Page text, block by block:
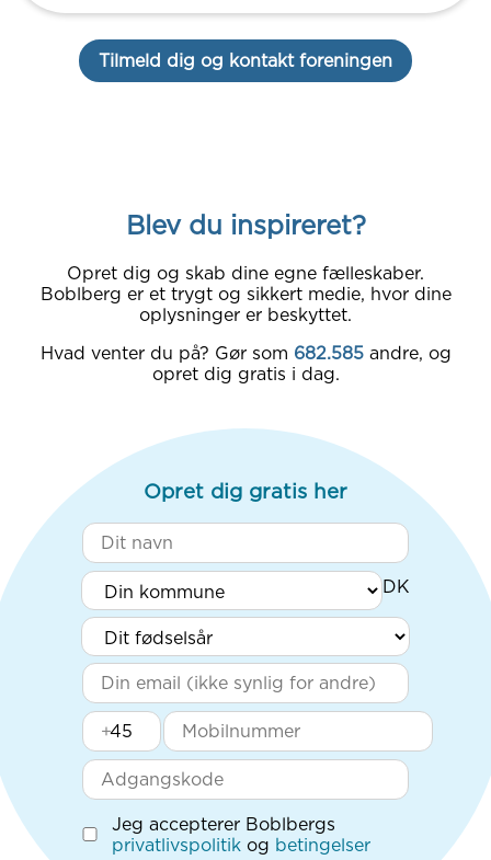
Tilmeld dig og kontakt foreningen
Blev du inspireret?
Opret dig og skab dine egne fælleskaber.
Boblberg er et trygt og sikkert medie, hvor dine
oplysninger er beskyttet.
Hvad venter du på? Gør som 682.585 andre, og
opret dig gratis i dag.
Opret dig gratis her
+
Jeg accepterer Boblbergs
privatlivspolitik og betingelser